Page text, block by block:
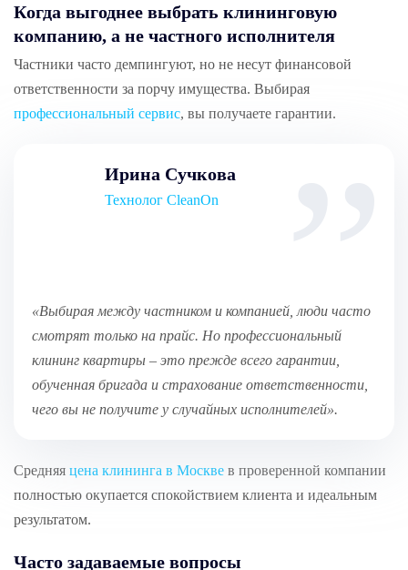
Когда выгоднее выбрать клининговую
компанию, а не частного исполнителя
Частники часто демпингуют, но не несут финансовой
ответственности за порчу имущества. Выбирая
профессиональный сервис, вы получаете гарантии.
Ирина Сучкова
Технолог CleanOn
«Выбирая между частником и компанией, люди часто
смотрят только на прайс. Но профессиональный
клининг квартиры – это прежде всего гарантии,
обученная бригада и страхование ответственности,
чего вы не получите у случайных исполнителей».
Средняя цена клининга в Москве в проверенной компании
полностью окупается спокойствием клиента и идеальным
результатом.
Часто задаваемые вопросы